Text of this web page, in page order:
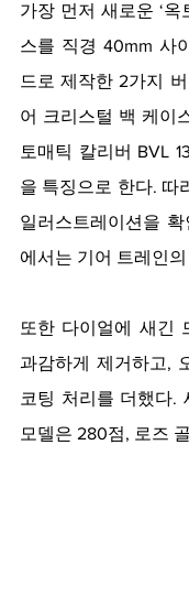
가장 먼저 새로운 ‘옥
스를 직경 40mm 사
드로 제작한 2가지
어 크리스털 백 케이
토매틱 칼리버 BVL
을 특징으로 한다. 따
일러스트레이션을
에서는 기어 트레인
또한 다이얼에 새긴
과감하게 제거하고,
코팅 처리를 더했다.
모델은 280점, 로즈